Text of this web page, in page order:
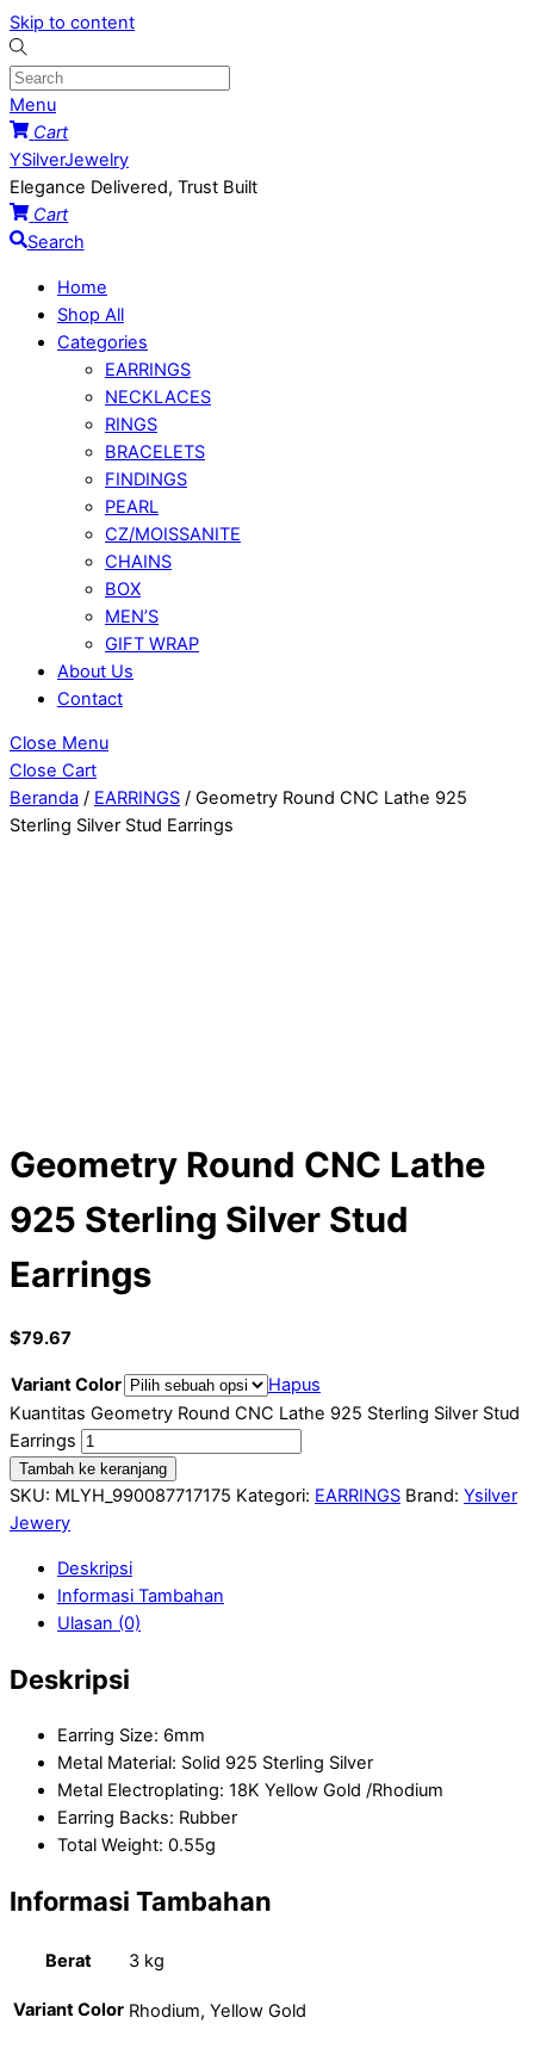
Skip to content
Menu
Cart
YSilverJewelry
Elegance Delivered, Trust Built
Cart
Search
Home
Shop All
Categories
EARRINGS
NECKLACES
RINGS
BRACELETS
FINDINGS
PEARL
CZ/MOISSANITE
CHAINS
BOX
MEN’S
GIFT WRAP
About Us
Contact
Close Menu
Close Cart
Beranda / EARRINGS / Geometry Round CNC Lathe 925
Sterling Silver Stud Earrings
Geometry Round CNC Lathe
925 Sterling Silver Stud
Earrings
$79.67
Variant Color
Hapus
Kuantitas Geometry Round CNC Lathe 925 Sterling Silver Stud
Earrings
Tambah ke keranjang
SKU: MLYH_990087717175 Kategori: EARRINGS Brand: Ysilver
Jewery
Deskripsi
Informasi Tambahan
Ulasan (0)
Deskripsi
Earring Size: 6mm
Metal Material: Solid 925 Sterling Silver
Metal Electroplating: 18K Yellow Gold /Rhodium
Earring Backs: Rubber
Total Weight: 0.55g
Informasi Tambahan
Berat 3 kg
Variant Color Rhodium, Yellow Gold